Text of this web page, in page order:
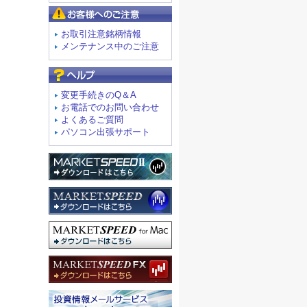
お取引注意銘柄情報
メンテナンス中のご注意
変更手続きのQ＆A
お電話でのお問い合わせ
よくあるご質問
パソコン出張サポート